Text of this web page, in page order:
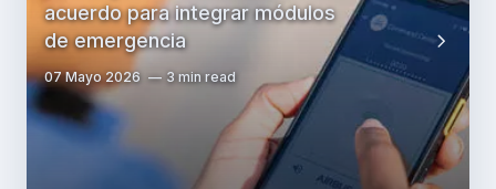
acuerdo para integrar módulos
de emergencia
07 Mayo 2026 3 min read